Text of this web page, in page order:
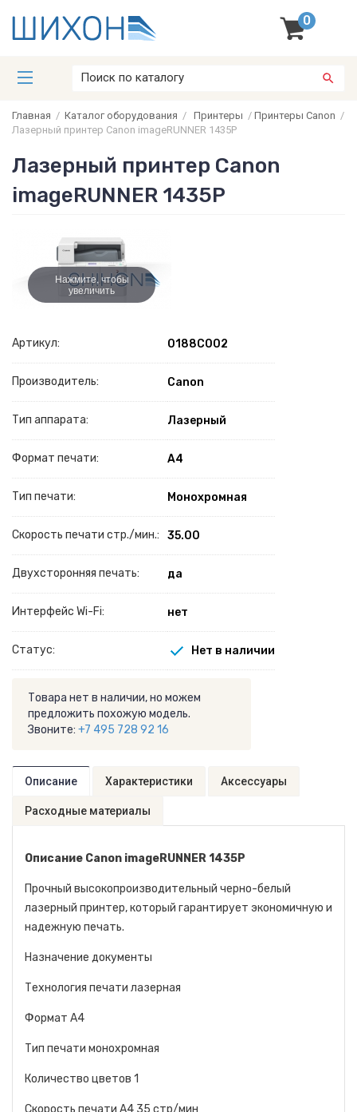
0
Главная / Каталог оборудования / Принтеры / Принтеры Canon /
Лазерный принтер Canon imageRUNNER 1435P
Лазерный принтер Canon
imageRUNNER 1435P
Нажмите, чтобы
увеличить
Артикул: 0188C002
Производитель: Canon
Тип аппарата: Лазерный
Формат печати: A4
Тип печати: Монохромная
Скорость печати стр./мин.: 35.00
Двухсторонняя печать: да
Интерфейс Wi-Fi: нет
Статус: Нет в наличии
Товара нет в наличии, но можем
предложить похожую модель.
Звоните: +7 495 728 92 16
Описание Характеристики Аксессуары
Расходные материалы
Описание Canon imageRUNNER 1435P
Прочный высокопроизводительный черно-белый
лазерный принтер, который гарантирует экономичную и
надежную печать.
Назначение документы
Технология печати лазерная
Формат A4
Тип печати монохромная
Количество цветов 1
Скорость печати A4 35 стр/мин